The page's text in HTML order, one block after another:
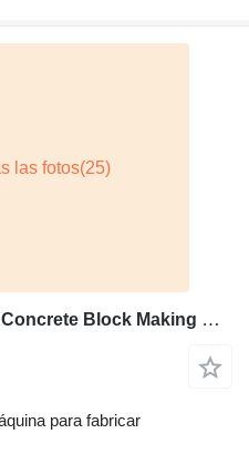
Conmach BlockKing-36MS Concrete Block Making Machine-12.000 units/shift
para fabricar